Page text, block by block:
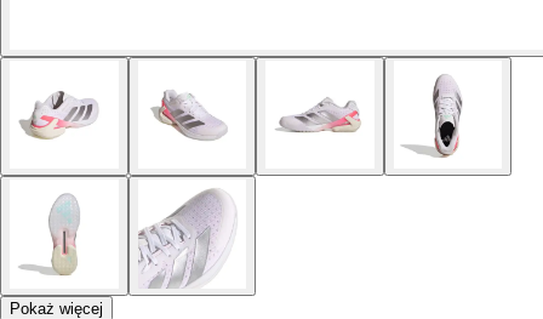
Pokaż więcej